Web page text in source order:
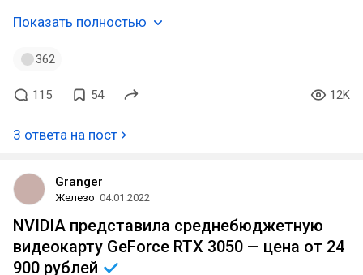
Показать полностью
362
115 54 12K
3 ответа на пост
Granger
Железо 04.01.2022
NVIDIA представила среднебюджетную
видеокарту GeForce RTX 3050 — цена от 24
900 рублей